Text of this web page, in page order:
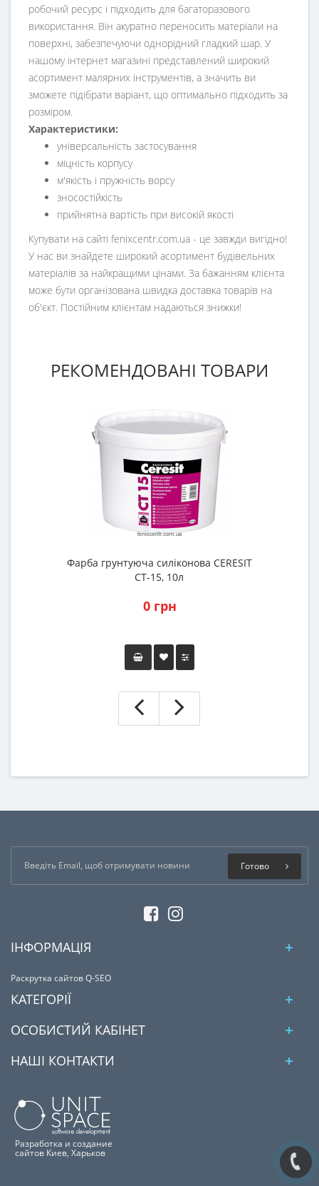
робочий ресурс і підходить для багаторазового
використання. Він акуратно переносить матеріали на
поверхні, забезпечуючи однорідний гладкий шар. У
нашому інтернет магазині представлений широкий
асортимент малярних інструментів, а значить ви
зможете підібрати варіант, що оптимально підходить за
розміром.
Характеристики:
універсальність застосування
міцність корпусу
м'якість і пружність ворсу
зносостійкість
прийнятна вартість при високій якості
Купувати на сайті fenixcentr.com.ua - це завжди вигідно!
У нас ви знайдете широкий асортимент будівельних
матеріалів за найкращими цінами. За бажанням клієнта
може бути організована швидка доставка товарів на
об'єкт. Постійним клієнтам надаються знижки!
РЕКОМЕНДОВАНІ ТОВАРИ
Фарба грунтуюча силіконова CERESIT
СТ-15, 10л
0 грн
Готово
ІНФОРМАЦІЯ
Раскрутка сайтов Q-SEO
КАТЕГОРІЇ
ОСОБИСТИЙ КАБІНЕТ
НАШІ КОНТАКТИ
Разработка и создание
сайтов Киев, Харьков